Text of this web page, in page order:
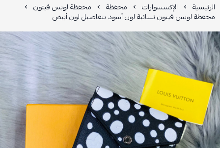
الرئيسية الإكسسوارات محفظة محفظة لويس فيتون
محفظة لويس فيتون نسائية لون أسود بتفاصيل لون أبيض